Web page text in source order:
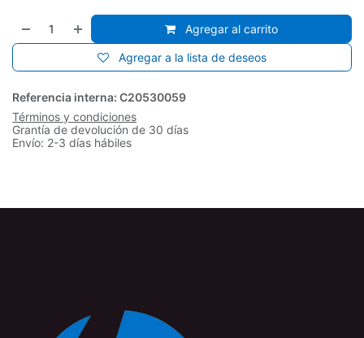
Agregar al carrito
Agregar a la lista de deseos
Referencia interna: C20530059
Términos y condiciones
Grantía de devolución de 30 días
Envío: 2-3 días hábiles